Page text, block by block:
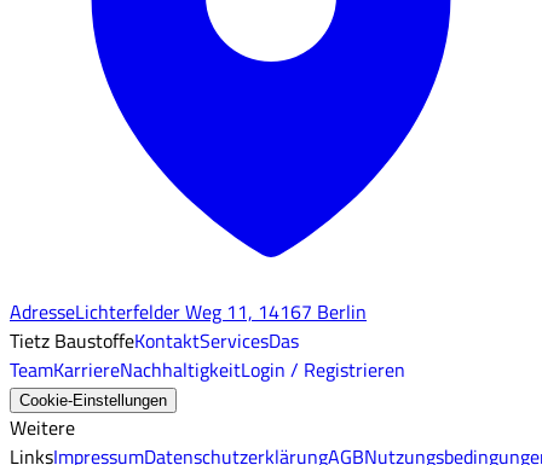
AdresseLichterfelder Weg 11, 14167 Berlin
Tietz BaustoffeKontaktServicesDas
TeamKarriereNachhaltigkeitLogin / Registrieren
Cookie-Einstellungen
Weitere
LinksImpressumDatenschutzerklärungAGB